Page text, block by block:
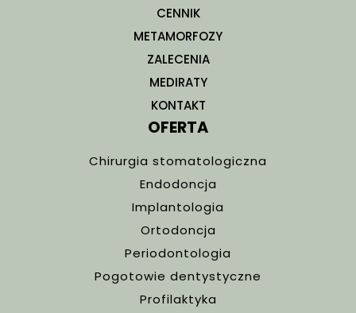
CENNIK
METAMORFOZY
ZALECENIA
MEDIRATY
KONTAKT
OFERTA
Chirurgia stomatologiczna
Endodoncja
Implantologia
Ortodoncja
Periodontologia
Pogotowie dentystyczne
Profilaktyka